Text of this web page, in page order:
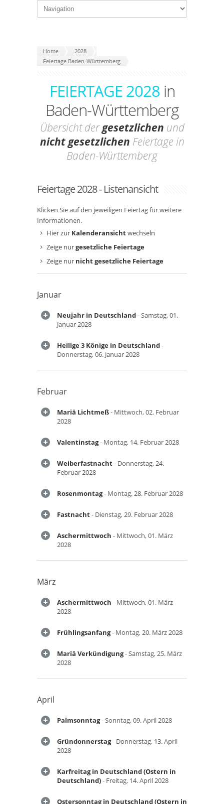
Home
2028
Feiertage Baden-Württemberg
FEIERTAGE 2028 in
Baden-Württemberg
Übersicht dergesetzlichen und
nicht gesetzlichen Feiertage in
Baden-Württemberg
Feiertage 2028 - Listenansicht
Klicken Sie auf den jeweiligen Feiertag für weitere
Informationen.
Hier zur Kalenderansichtwechseln
Zeige nurgesetzliche Feiertage
Zeige nur nicht gesetzliche Feiertage
Januar
Neujahr in Deutschland- Samstag, 01.
Januar 2028
Heilige 3 Könige in Deutschland-
Donnerstag, 06. Januar 2028
Februar
Mariä Lichtmeß- Mittwoch, 02. Februar
2028
Valentinstag- Montag, 14. Februar 2028
Weiberfastnacht- Donnerstag, 24.
Februar 2028
Rosenmontag- Montag, 28. Februar 2028
Fastnacht- Dienstag, 29. Februar 2028
Aschermittwoch - Mittwoch, 01. März
2028
März
Aschermittwoch - Mittwoch, 01. März
2028
Frühlingsanfang- Montag, 20. März 2028
Mariä Verkündigung- Samstag, 25. März
2028
April
Palmsonntag- Sonntag, 09. April 2028
Gründonnerstag- Donnerstag, 13. April
2028
Karfreitag in Deutschland (Ostern in
Deutschland)- Freitag, 14. April 2028
Ostersonntag in Deutschland (Ostern in